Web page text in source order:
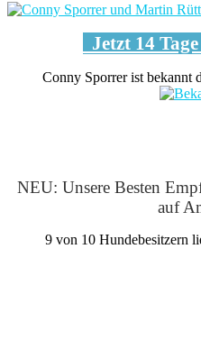
Jetzt 14
Conny Sporrer ist bekannt
NEU: Unsere Besten
auf
9 von 10 Hundebesitzern